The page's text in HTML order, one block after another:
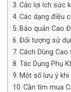
Các lợi ích sức
Các dạng điều
Bảo quản Cao
Đối tượng sử
Cách Dùng Cao
Tác Dụng Phụ
Một số lưu ý
Cần tìm mua